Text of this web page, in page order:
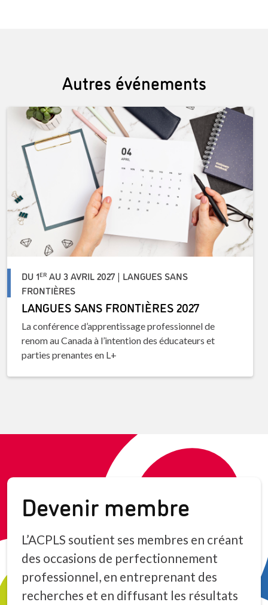
Autres événements
DU 1ER AU 3 AVRIL 2027 | LANGUES SANS
FRONTIÈRES
LANGUES SANS FRONTIÈRES 2027
La conférence d’apprentissage professionnel de
renom au Canada à l’intention des éducateurs et
parties prenantes en L+
Devenir membre
L’ACPLS soutient ses membres en créant
des occasions de perfectionnement
professionnel, en entreprenant des
recherches et en diffusant les résultats